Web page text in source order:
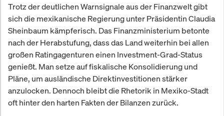
Trotz der deutlichen Warnsignale aus der Finanzwelt gibt
sich die mexikanische Regierung unter Präsidentin Claudia
Sheinbaum kämpferisch. Das Finanzministerium betonte
nach der Herabstufung, dass das Land weiterhin bei allen
großen Ratingagenturen einen Investment-Grad-Status
genießt. Man setze auf fiskalische Konsolidierung und
Pläne, um ausländische Direktinvestitionen stärker
anzulocken. Dennoch bleibt die Rhetorik in Mexiko-Stadt
oft hinter den harten Fakten der Bilanzen zurück.